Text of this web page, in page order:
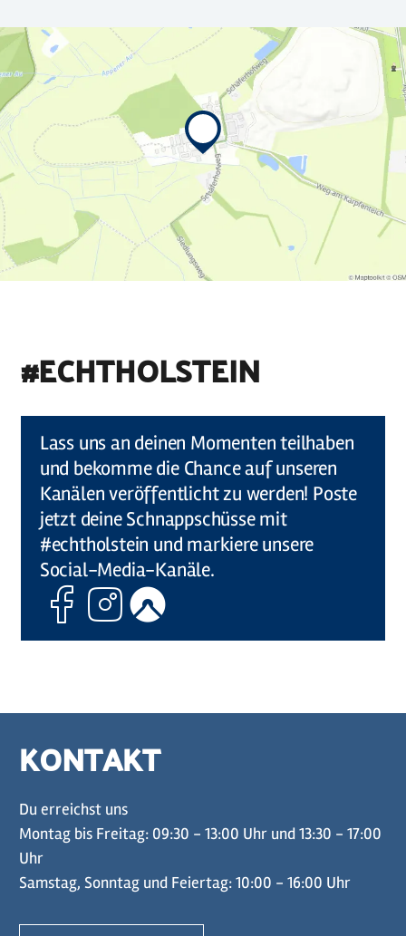
#ECHTHOLSTEIN
Lass uns an deinen Momenten teilhaben
und bekomme die Chance auf unseren
Kanälen veröffentlicht zu werden! Poste
jetzt deine Schnappschüsse mit
#echtholstein und markiere unsere
Social-Media-Kanäle.
FacebookInstagram
Komoot
KONTAKT
Du erreichst uns
Montag bis Freitag: 09:30 - 13:00 Uhr und 13:30 - 17:00
Uhr
Samstag, Sonntag und Feiertag: 10:00 - 16:00 Uhr